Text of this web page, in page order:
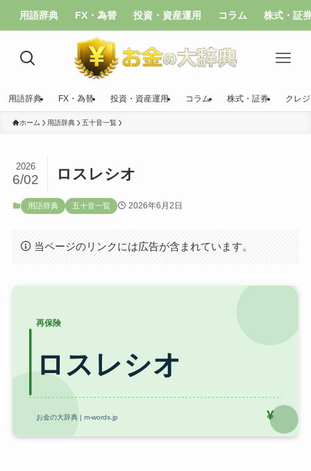
用語辞典 FX・為替 投資・資産運用 コラム 株式・証
用語辞典 FX・為替 投資・資産運用 コラム 株式・証券 クレ
ホーム 用語辞典 五十音一覧
ロスレシオ
2026
6/02
用語辞典 五十音一覧 2026年6月2日
当ページのリンクには広告が含まれています。